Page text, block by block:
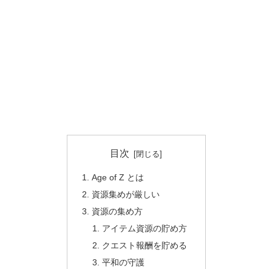
目次
Age of Z とは
資源集めが厳しい
資源の集め方
アイテム資源の貯め方
クエスト報酬を貯める
平和の守護